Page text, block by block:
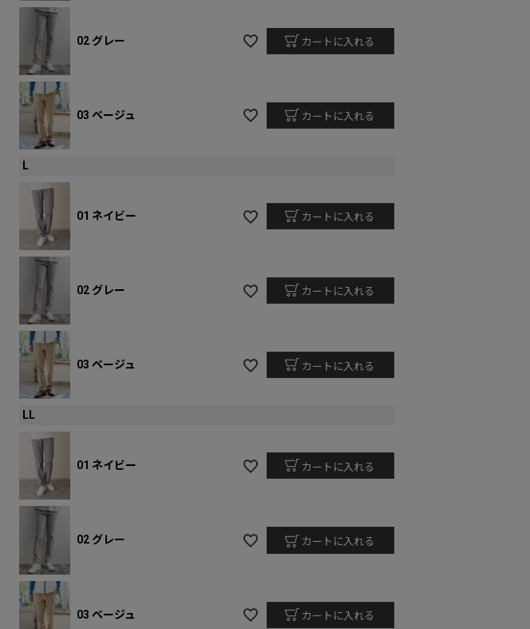
02 グレー カートに入れる
03 ベージュ カートに入れる
L
01 ネイビー カートに入れる
02 グレー カートに入れる
03 ベージュ カートに入れる
LL
01 ネイビー カートに入れる
02 グレー カートに入れる
03 ベージュ カートに入れる